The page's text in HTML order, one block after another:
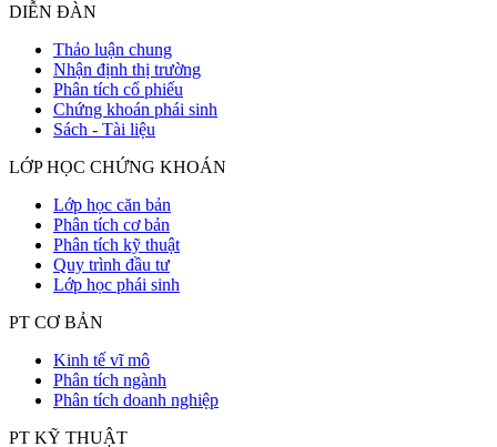
DIỄN ĐÀN
Thảo luận chung
Nhận định thị trường
Phân tích cổ phiếu
Chứng khoán phái sinh
Sách - Tài liệu
LỚP HỌC CHỨNG KHOÁN
Lớp học căn bản
Phân tích cơ bản
Phân tích kỹ thuật
Quy trình đầu tư
Lớp học phái sinh
PT CƠ BẢN
Kinh tế vĩ mô
Phân tích ngành
Phân tích doanh nghiệp
PT KỸ THUẬT